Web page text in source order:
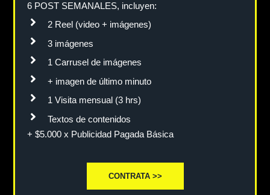
6 POST SEMANALES, incluyen:
2 Reel (video + imágenes)
3 imágenes
1 Carrusel de imágenes
+ imagen de último minuto
1 Visita mensual (3 hrs)
Textos de contenidos
+ $5.000 x Publicidad Pagada Básica
CONTRATA >>